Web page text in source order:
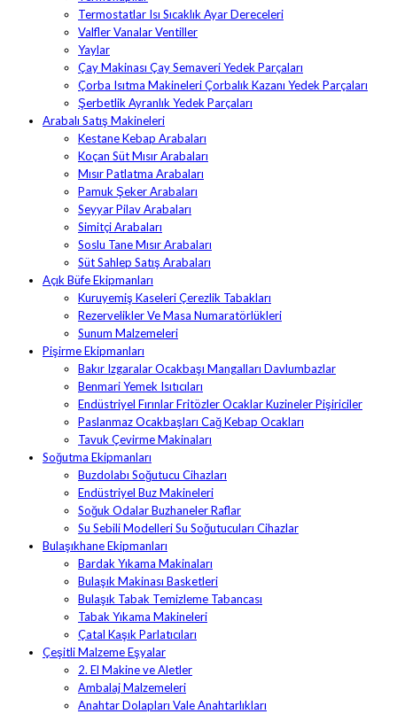
Termostatlar Isı Sıcaklık Ayar Dereceleri
Valfler Vanalar Ventiller
Yaylar
Çay Makinası Çay Semaveri Yedek Parçaları
Çorba Isıtma Makineleri Çorbalık Kazanı Yedek Parçaları
Şerbetlik Ayranlık Yedek Parçaları
Arabalı Satış Makineleri
Kestane Kebap Arabaları
Koçan Süt Mısır Arabaları
Mısır Patlatma Arabaları
Pamuk Şeker Arabaları
Seyyar Pilav Arabaları
Simitçi Arabaları
Soslu Tane Mısır Arabaları
Süt Sahlep Satış Arabaları
Açık Büfe Ekipmanları
Kuruyemiş Kaseleri Çerezlik Tabakları
Rezervelikler Ve Masa Numaratörlükleri
Sunum Malzemeleri
Pişirme Ekipmanları
Bakır Izgaralar Ocakbaşı Mangalları Davlumbazlar
Benmari Yemek Isıtıcıları
Endüstriyel Fırınlar Fritözler Ocaklar Kuzineler Pişiriciler
Paslanmaz Ocakbaşları Cağ Kebap Ocakları
Tavuk Çevirme Makinaları
Soğutma Ekipmanları
Buzdolabı Soğutucu Cihazları
Endüstriyel Buz Makineleri
Soğuk Odalar Buzhaneler Raflar
Su Sebili Modelleri Su Soğutucuları Cihazlar
Bulaşıkhane Ekipmanları
Bardak Yıkama Makinaları
Bulaşık Makinası Basketleri
Bulaşık Tabak Temizleme Tabancası
Tabak Yıkama Makineleri
Çatal Kaşık Parlatıcıları
Çeşitli Malzeme Eşyalar
2. El Makine ve Aletler
Ambalaj Malzemeleri
Anahtar Dolapları Vale Anahtarlıkları